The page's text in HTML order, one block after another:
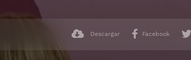
Descargar Facebook